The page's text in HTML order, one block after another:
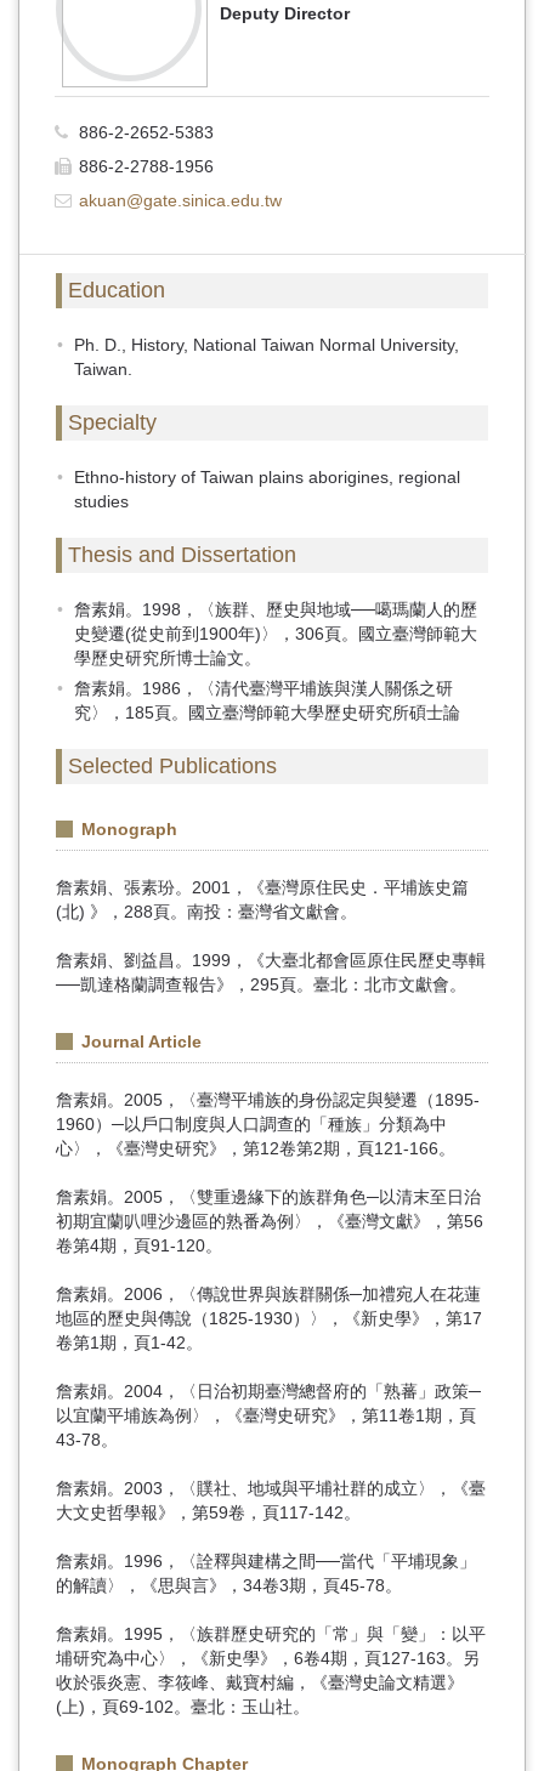
Deputy Director
886-2-2652-5383
886-2-2788-1956
akuan@gate.sinica.edu.tw
Education
Ph. D., History, National Taiwan Normal University,
Taiwan.
Specialty
Ethno-history of Taiwan plains aborigines, regional
studies
Thesis and Dissertation
詹素娟。1998，〈族群、歷史與地域──噶瑪蘭人的歷
史變遷(從史前到1900年)〉，306頁。國立臺灣師範大
學歷史研究所博士論文。
詹素娟。1986，〈清代臺灣平埔族與漢人關係之研
究〉，185頁。國立臺灣師範大學歷史研究所碩士論
Selected Publications
Monograph
詹素娟、張素玢。2001，《臺灣原住民史．平埔族史篇
(北) 》，288頁。南投：臺灣省文獻會。
詹素娟、劉益昌。1999，《大臺北都會區原住民歷史專輯
──凱達格蘭調查報告》，295頁。臺北：北市文獻會。
Journal Article
詹素娟。2005，〈臺灣平埔族的身份認定與變遷（1895-
1960）─以戶口制度與人口調查的「種族」分類為中
心〉，《臺灣史研究》，第12卷第2期，頁121-166。
詹素娟。2005，〈雙重邊緣下的族群角色─以清末至日治
初期宜蘭叭哩沙邊區的熟番為例〉，《臺灣文獻》，第56
卷第4期，頁91-120。
詹素娟。2006，〈傳說世界與族群關係─加禮宛人在花蓮
地區的歷史與傳說（1825-1930）〉，《新史學》，第17
卷第1期，頁1-42。
詹素娟。2004，〈日治初期臺灣總督府的「熟蕃」政策─
以宜蘭平埔族為例〉，《臺灣史研究》，第11卷1期，頁
43-78。
詹素娟。2003，〈贌社、地域與平埔社群的成立〉，《臺
大文史哲學報》，第59卷，頁117-142。
詹素娟。1996，〈詮釋與建構之間──當代「平埔現象」
的解讀〉，《思與言》，34卷3期，頁45-78。
詹素娟。1995，〈族群歷史研究的「常」與「變」：以平
埔研究為中心〉，《新史學》，6卷4期，頁127-163。另
收於張炎憲、李筱峰、戴寶村編，《臺灣史論文精選》
(上)，頁69-102。臺北：玉山社。
Monograph Chapter